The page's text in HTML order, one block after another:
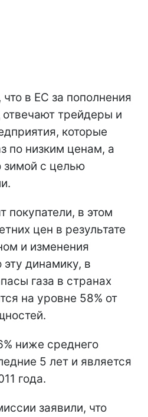
в ЕС за пополнения
трейдеры и
которые
по низким ценам, а
зимой с целью
покупатели, в этом
цен в результате
и изменения
динамику, в
газа в странах
на уровне 58% от
ниже среднего
5 лет и является
года.
заявили, что